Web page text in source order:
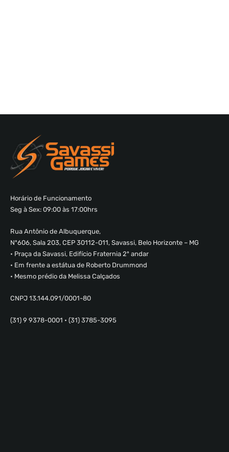
Horário de Funcionamento
Seg à Sex: 09:00 às 17:00hrs
Rua Antônio de Albuquerque,
Nº606, Sala 203, CEP 30112-011, Savassi, Belo Horizonte – MG
• Praça da Savassi, Edifício Fraternia 2º andar
• Em frente a estátua de Roberto Drummond
• Mesmo prédio da Melissa Calçados
CNPJ 13.144.091/0001-80
(31) 9 9378-0001 • (31) 3785-3095